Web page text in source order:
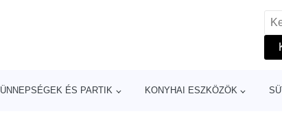
ÜNNEPSÉGEK ÉS PARTIK KONYHAI ESZKÖZÖK